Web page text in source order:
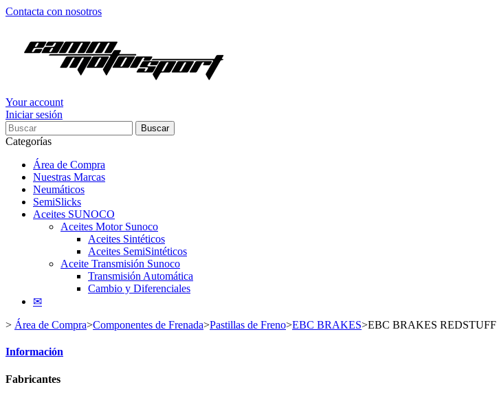
Contacta con nosotros
Your account
Iniciar sesión
Buscar
Categorías
Área de Compra
Nuestras Marcas
Neumáticos
SemiSlicks
Aceites SUNOCO
Aceites Motor Sunoco
Aceites Sintéticos
Aceites SemiSintéticos
Aceite Transmisión Sunoco
Transmisión Automática
Cambio y Diferenciales
✉
> Área de Compra>Componentes de Frenada>Pastillas de Freno>EBC BRAKES>EBC BRAKES REDSTUFF
Información
Fabricantes